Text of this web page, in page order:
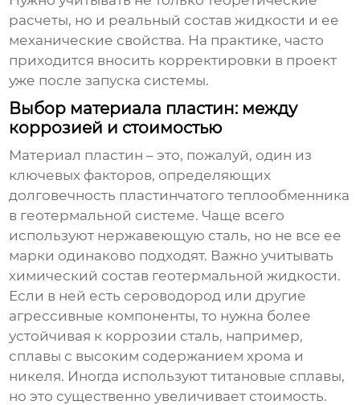
расчеты, но и реальный состав жидкости и ее
механические свойства. На практике, часто
приходится вносить корректировки в проект
уже после запуска системы.
Выбор материала пластин: между
коррозией и стоимостью
Материал пластин – это, пожалуй, один из
ключевых факторов, определяющих
долговечность пластинчатого теплообменника
в геотермальной системе. Чаще всего
используют нержавеющую сталь, но не все ее
марки одинаково подходят. Важно учитывать
химический состав геотермальной жидкости.
Если в ней есть сероводород или другие
агрессивные компоненты, то нужна более
устойчивая к коррозии сталь, например,
сплавы с высоким содержанием хрома и
никеля. Иногда используют титановые сплавы,
но это существенно увеличивает стоимость.